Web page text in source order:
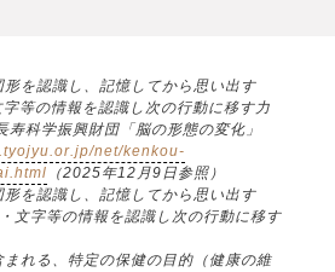
を認識し、記憶してから思い出す
等の情報を認識し次の行動に移す力
科学振興財団「脳の形態の変化」
net/kenkou-
（2025年12月9日参照）
を認識し、記憶してから思い出す
文字等の情報を認識し次の行動に移す
れる、特定の保健の目的（健康の維